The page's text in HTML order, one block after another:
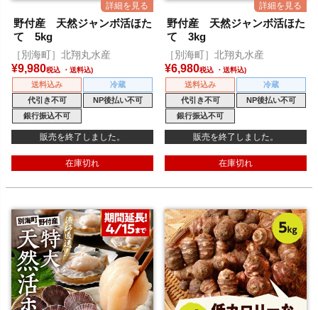
野付産 天然ジャンボ活ほた
て 5kg
［別海町］北翔丸水産
¥9,980税込
送料込み
冷蔵
代引き不可
NP後払い不可
銀行振込不可
販売を終了しました。
在庫切れ
野付産 天然ジャンボ活ほた
て 3kg
［別海町］北翔丸水産
¥6,980税込
送料込み
冷蔵
代引き不可
NP後払い不可
銀行振込不可
販売を終了しました。
在庫切れ